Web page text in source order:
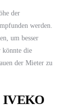
der
werden.
um besser
könnte die
der Mieter zu
IVEKO